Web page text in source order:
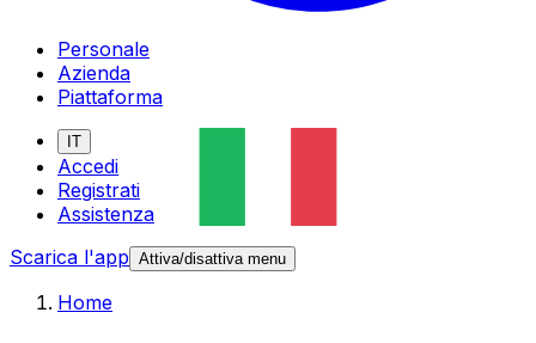
Personale
Azienda
Piattaforma
IT
Accedi
Registrati
Assistenza
Scarica l'app Attiva/disattiva menu
Home